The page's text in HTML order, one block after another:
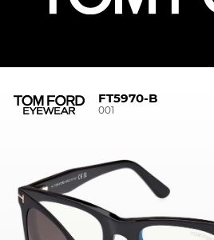
FT5970-B
001